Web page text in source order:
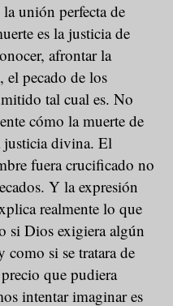
unión perfecta de
es la justicia de
afrontar la
el pecado de los
tal cual es. No
cómo la muerte de
justicia divina. El
fuera crucificado no
Y la expresión
realmente lo que
si Dios exigiera algún
como si se tratara de
que pudiera
intentar imaginar es